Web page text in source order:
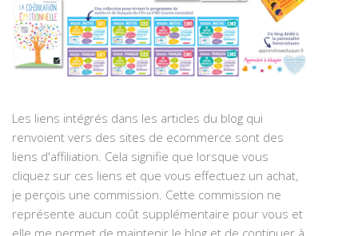
Les liens intégrés dans les articles du blog qui
renvoient vers des sites de ecommerce sont des
liens d'affiliation. Cela signifie que lorsque vous
cliquez sur ces liens et que vous effectuez un achat,
je perçois une commission. Cette commission ne
représente aucun coût supplémentaire pour vous et
elle me permet de maintenir le blog et de continuer à